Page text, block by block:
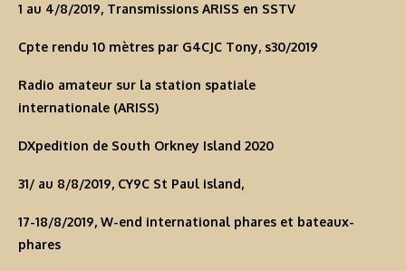
1 au 4/8/2019, Transmissions ARISS en SSTV
Cpte rendu 10 mètres par G4CJC Tony, s30/2019
Radio amateur sur la station spatiale
internationale (ARISS)
DXpedition de South Orkney Island 2020
31/ au 8/8/2019, CY9C St Paul island,
17-18/8/2019, W-end international phares et bateaux-
phares